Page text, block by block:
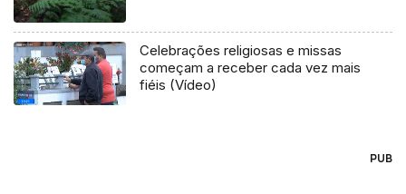
Celebrações religiosas e missas
começam a receber cada vez mais
fiéis (Vídeo)
PUB